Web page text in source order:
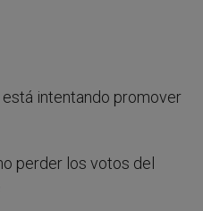
está intentando promover
perder los votos del